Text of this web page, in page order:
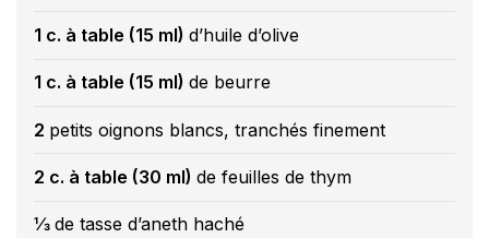
1 c. à table (15 ml) d’huile d’olive
1 c. à table (15 ml) de beurre
2 petits oignons blancs, tranchés finement
2 c. à table (30 ml) de feuilles de thym
⅓ de tasse d’aneth haché